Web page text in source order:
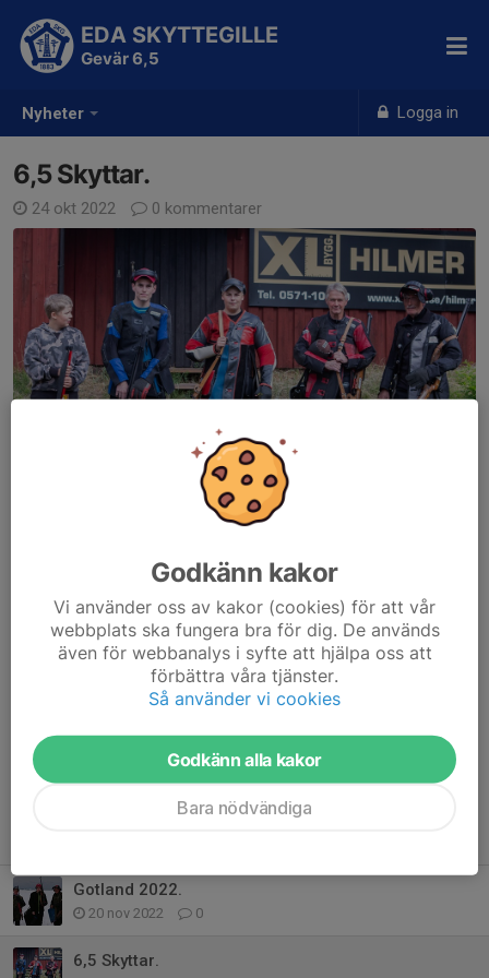
Nyheter Logga in
EDA SKYTTEGILLE
Gevär 6,5
6,5 Skyttar.
24 okt 2022 0 kommentarer
Dela nyhet
Gotland 2022.
20 nov 2022 0
6,5 Skyttar.
Godkänn kakor
Vi använder oss av kakor (cookies) för att vår
webbplats ska fungera bra för dig. De används
även för webbanalys i syfte att hjälpa oss att
förbättra våra tjänster.
Så använder vi cookies
Godkänn alla kakor
Bara nödvändiga